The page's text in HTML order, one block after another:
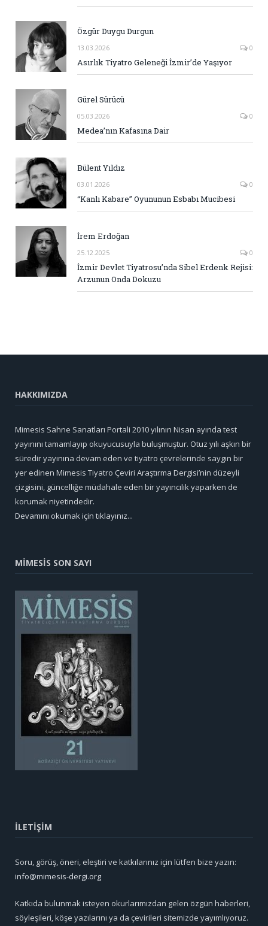
Özgür Duygu Durgun
13.03.2026 0
Asırlık Tiyatro Geleneği İzmir’de Yaşıyor
Gürel Sürücü
05.03.2026 0
Medea’nın Kafasına Dair
Bülent Yıldız
03.01.2026 0
“Kanlı Kabare” Oyununun Esbabı Mucibesi
İrem Erdoğan
25.12.2025 0
İzmir Devlet Tiyatrosu’nda Sibel Erdenk Rejisi:
Arzunun Onda Dokuzu
HAKKIMIZDA
Mimesis Sahne Sanatları Portali 2010 yılının Nisan ayında test
yayınını tamamlayıp okuyucusuyla buluşmuştur. Otuz yılı aşkın bir
süredir yayınına devam eden ve tiyatro çevrelerinde saygın bir
yer edinen Mimesis Tiyatro Çeviri Araştırma Dergisi’nin düzeyli
çizgisini, güncelliğe müdahale eden bir yayıncılık yaparken de
korumak niyetindedir.
Devamını okumak için tıklayınız...
MİMESİS SON SAYI
İLETİŞİM
Soru, görüş, öneri, eleştiri ve katkılarınız için lütfen bize yazın:
info@mimesis-dergi.org
Katkıda bulunmak isteyen okurlarımızdan gelen özgün haberleri,
söyleşileri, köşe yazılarını ya da çevirileri sitemizde yayımlıyoruz.